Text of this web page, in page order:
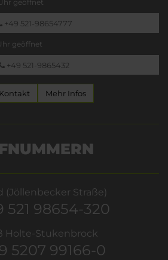
geöffnet
+49 521-98654777
geöffnet
+49 521-9865432
Kontakt Mehr Infos
(Jöllenbecker Straße)
98654-320
Holte-Stukenbrock
5207 99166-0